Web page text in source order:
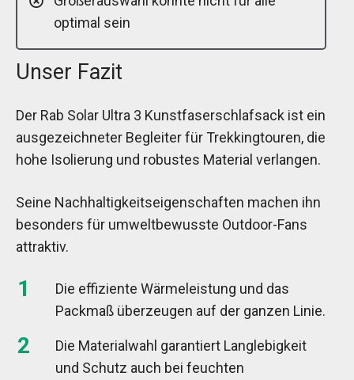
optimal sein
Unser Fazit
Der Rab Solar Ultra 3 Kunstfaserschlafsack ist ein
ausgezeichneter Begleiter für Trekkingtouren, die
hohe Isolierung und robustes Material verlangen.
Seine Nachhaltigkeitseigenschaften machen ihn
besonders für umweltbewusste Outdoor-Fans
attraktiv.
Die effiziente Wärmeleistung und das
Packmaß überzeugen auf der ganzen Linie.
Die Materialwahl garantiert Langlebigkeit
und Schutz auch bei feuchten